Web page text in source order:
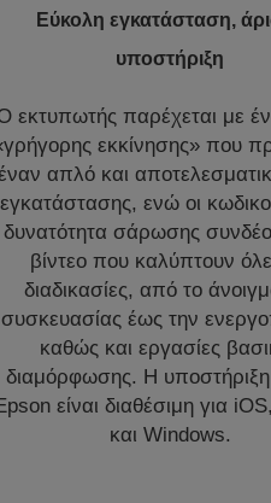
Εύκολη εγκατάσταση,
υποστήριξη
εκτυπωτής παρέχεται με
εκκίνησης» που
απλό και
εγκατάστασης, ενώ οι
δυνατότητα σάρωσης
βίντεο που καλύπτουν
διαδικασίες, από το
συσκευασίας έως την
καθώς και εργασίες
διαμόρφωσης. Η
είναι διαθέσιμη για
και Windows.